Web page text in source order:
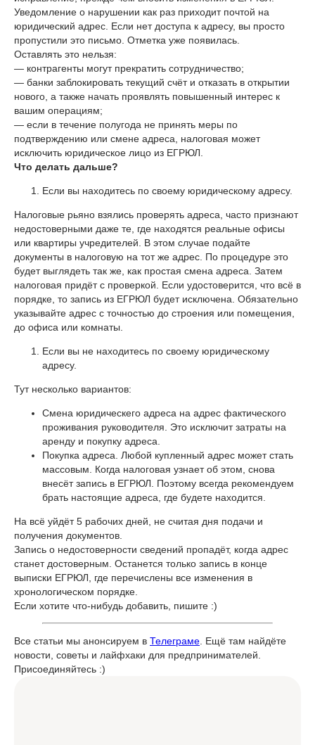
Уведомление о нарушении как раз приходит почтой на
юридический адрес. Если нет доступа к адресу, вы просто
пропустили это письмо. Отметка уже появилась.
Оставлять это нельзя:
— контрагенты могут прекратить сотрудничество;
— банки заблокировать текущий счёт и отказать в открытии
нового, а также начать проявлять повышенный интерес к
вашим операциям;
— если в течение полугода не принять меры по
подтверждению или смене адреса, налоговая может
исключить юридическое лицо из ЕГРЮЛ.
Что делать дальше?
Если вы находитесь по своему юридическому адресу.
Налоговые рьяно взялись проверять адреса, часто признают
недостоверными даже те, где находятся реальные офисы
или квартиры учредителей. В этом случае подайте
документы в налоговую на тот же адрес. По процедуре это
будет выглядеть так же, как простая смена адреса. Затем
налоговая придёт с проверкой. Если удостоверится, что всё в
порядке, то запись из ЕГРЮЛ будет исключена. Обязательно
указывайте адрес с точностью до строения или помещения,
до офиса или комнаты.
Если вы не находитесь по своему юридическому
адресу.
Тут несколько вариантов:
Смена юридическего адреса на адрес фактического
проживания руководителя. Это исключит затраты на
аренду и покупку адреса.
Покупка адреса. Любой купленный адрес может стать
массовым. Когда налоговая узнает об этом, снова
внесёт запись в ЕГРЮЛ. Поэтому всегда рекомендуем
брать настоящие адреса, где будете находится.
На всё уйдёт 5 рабочих дней, не считая дня подачи и
получения документов.
Запись о недостоверности сведений пропадёт, когда адрес
станет достоверным. Останется только запись в конце
выписки ЕГРЮЛ, где перечислены все изменения в
хронологическом порядке.
Если хотите что-нибудь добавить, пишите :)
Все статьи мы анонсируем в Телеграме . Ещё там найдёте
новости, советы и лайфхаки для предпринимателей.
Присоединяйтесь :)